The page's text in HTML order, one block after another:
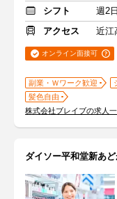
シフト
週2
アクセス
近江
オンライン面接可
副業・Ｗワーク歓迎
髪色自由
株式会社ブレイブの求人
ダイソー平和堂新あ